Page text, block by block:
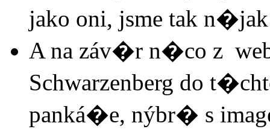
jako oni, jsme tak
A na záv�r n�co z
Schwarzenberg do
panká�e, nýbr� s